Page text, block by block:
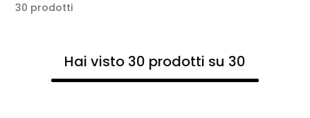
30 prodotti
Hai visto 30 prodotti su 30